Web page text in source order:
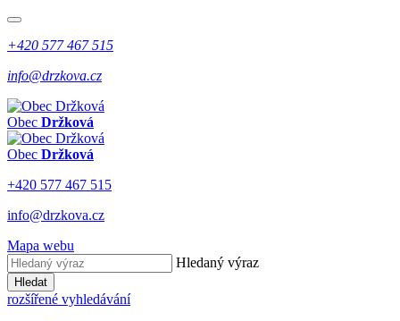
+420 577 467 515
info@drzkova.cz
Obec Držková
Obec Držková
+420 577 467 515
info@drzkova.cz
Mapa webu
Hledaný výraz
Hledat
rozšířené vyhledávání